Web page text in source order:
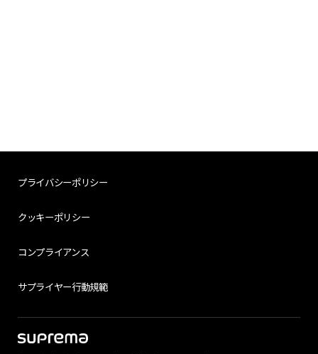
プライバシーポリシー
クッキーポリシー
コンプライアンス
サプライヤー行動規範